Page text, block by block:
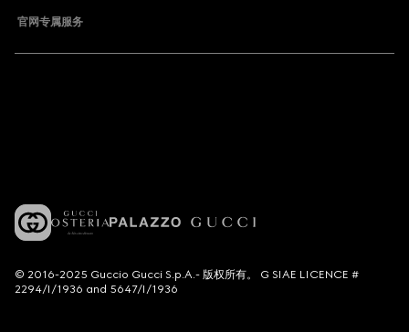
官网专属服务
© 2016-2025 Guccio Gucci S.p.A.- 版权所有。 G SIAE LICENCE #
2294/I/1936 and 5647/I/1936